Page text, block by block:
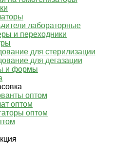
лабораторные
и переходники
для стерилизации
для дегазации
и формы
оптом
оптом
оптом